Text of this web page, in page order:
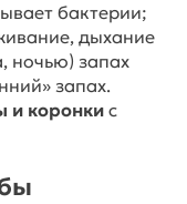
бактерии;
дыхание
ночью) запах
запах.
и коронки с